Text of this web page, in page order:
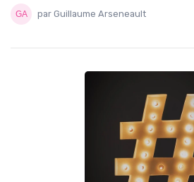
par Guillaume Arseneault